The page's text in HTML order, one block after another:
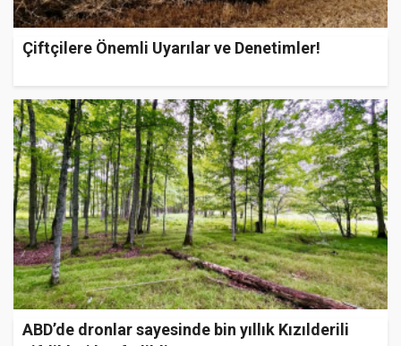
Çiftçilere Önemli Uyarılar ve Denetimler!
ABD’de dronlar sayesinde bin yıllık Kızılderili